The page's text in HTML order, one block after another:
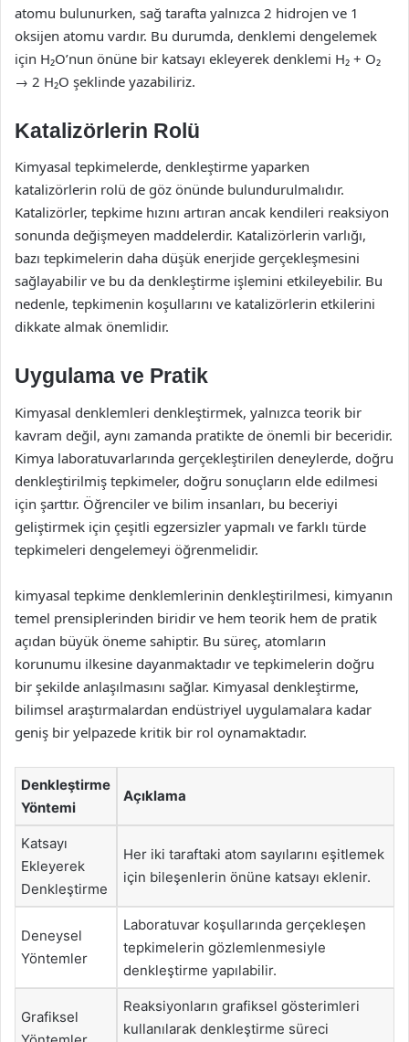
atomu bulunurken, sağ tarafta yalnızca 2 hidrojen ve 1
oksijen atomu vardır. Bu durumda, denklemi dengelemek
için H₂O’nun önüne bir katsayı ekleyerek denklemi H₂ + O₂
→ 2 H₂O şeklinde yazabiliriz.
Katalizörlerin Rolü
Kimyasal tepkimelerde, denkleştirme yaparken
katalizörlerin rolü de göz önünde bulundurulmalıdır.
Katalizörler, tepkime hızını artıran ancak kendileri reaksiyon
sonunda değişmeyen maddelerdir. Katalizörlerin varlığı,
bazı tepkimelerin daha düşük enerjide gerçekleşmesini
sağlayabilir ve bu da denkleştirme işlemini etkileyebilir. Bu
nedenle, tepkimenin koşullarını ve katalizörlerin etkilerini
dikkate almak önemlidir.
Uygulama ve Pratik
Kimyasal denklemleri denkleştirmek, yalnızca teorik bir
kavram değil, aynı zamanda pratikte de önemli bir beceridir.
Kimya laboratuvarlarında gerçekleştirilen deneylerde, doğru
denkleştirilmiş tepkimeler, doğru sonuçların elde edilmesi
için şarttır. Öğrenciler ve bilim insanları, bu beceriyi
geliştirmek için çeşitli egzersizler yapmalı ve farklı türde
tepkimeleri dengelemeyi öğrenmelidir.
kimyasal tepkime denklemlerinin denkleştirilmesi, kimyanın
temel prensiplerinden biridir ve hem teorik hem de pratik
açıdan büyük öneme sahiptir. Bu süreç, atomların
korunumu ilkesine dayanmaktadır ve tepkimelerin doğru
bir şekilde anlaşılmasını sağlar. Kimyasal denkleştirme,
bilimsel araştırmalardan endüstriyel uygulamalara kadar
geniş bir yelpazede kritik bir rol oynamaktadır.
Denkleştirme
Yöntemi
Açıklama
Katsayı
Ekleyerek
Denkleştirme
Her iki taraftaki atom sayılarını eşitlemek
için bileşenlerin önüne katsayı eklenir.
Deneysel
Yöntemler
Laboratuvar koşullarında gerçekleşen
tepkimelerin gözlemlenmesiyle
denkleştirme yapılabilir.
Grafiksel
Reaksiyonların grafiksel gösterimleri
kullanılarak denkleştirme süreci